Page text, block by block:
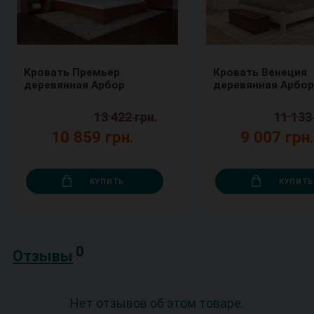
Кровать Премьер
деревянная Арбор
10 859 грн.
13 422 грн.
КУПИТЬ
Кровать Венеция
деревянная Арбор
9 007
11 133
КУПИТЬ
Отзывы 0
Нет отзывов об этом товаре.